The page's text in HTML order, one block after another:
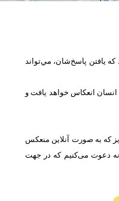
یافتن پاسخ‌‌شان، مي‌تواند
انعكاس خواهد يافت و
که به صورت آنلاین منعکس
دعوت می‌کنیم که در جهت